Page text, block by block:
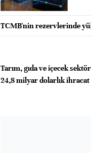
TCMB'nin rezervlerinde
Tarım, gıda ve içecek
24,8 milyar dolarlık ihracat